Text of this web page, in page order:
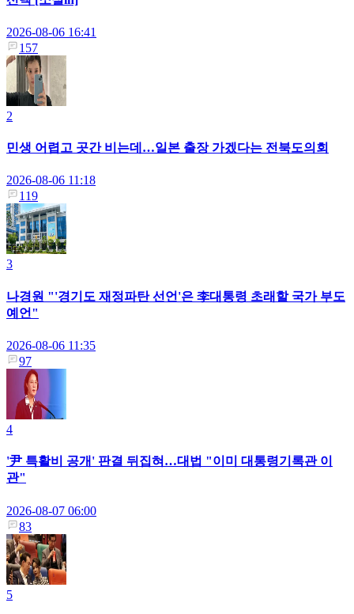
2026-08-06 16:41
157
2
민생 어렵고 곳간 비는데…일본 출장 가겠다는 전북도의회
2026-08-06 11:18
119
3
나경원 "'경기도 재정파탄 선언'은 李대통령 초래할 국가 부도
예언"
2026-08-06 11:35
97
4
'尹 특활비 공개' 판결 뒤집혀…대법 "이미 대통령기록관 이
관"
2026-08-07 06:00
83
5